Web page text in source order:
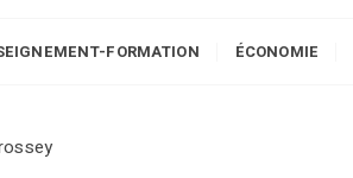
FORMATION ÉCONOMIE